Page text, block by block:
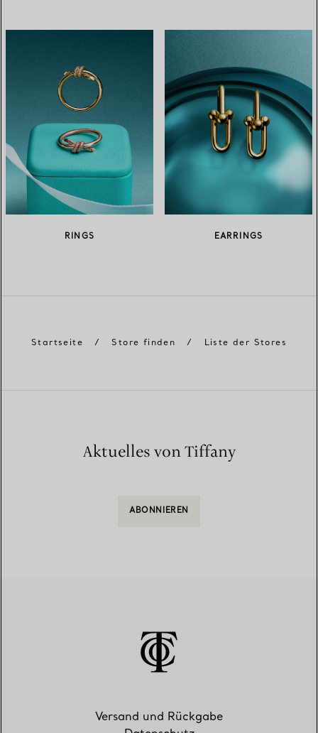
RINGS EARRINGS
Startseite / Store finden / Liste der Stores
Aktuelles von Tiffany
ABONNIEREN
Versand und Rückgabe